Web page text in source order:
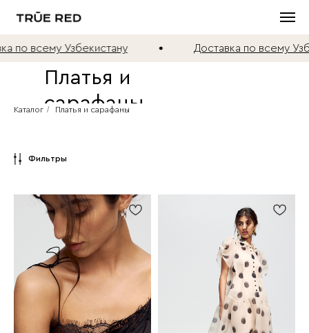
Доставка по всему Узбекистану
Платья и
сарафаны
Каталог / Платья и сарафаны
Фильтры